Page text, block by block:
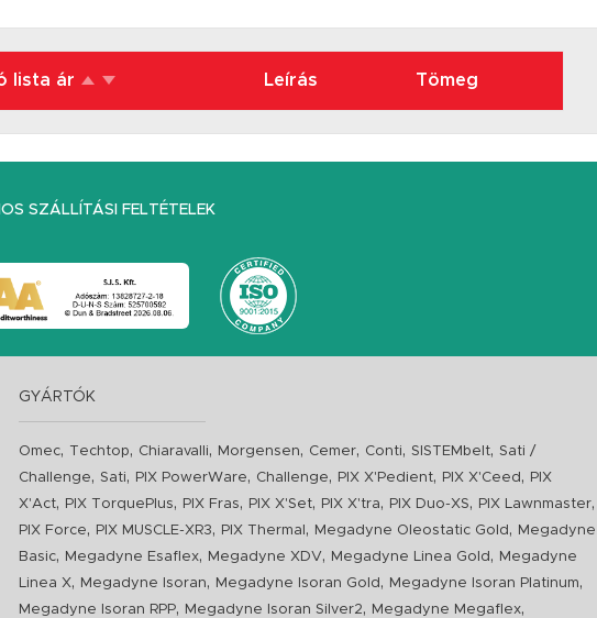
lista ár Leírás Tömeg
SZÁLLÍTÁSI FELTÉTELEK
GYÁRTÓK
Omec, Techtop, Chiaravalli, Morgensen, Cemer, Conti,SISTEMbelt,Sati /
Challenge,Sati, PIX PowerWare, Challenge, PIX X'Pedient, PIX X'Ceed ,
PIX
X'Act, PIX TorquePlus, PIX Fras, PIX X'Set, PIX X'tra, PIX Duo-XS, PIX Lawnmaster,
PIX Force, PIX MUSCLE-XR3, PIX Thermal , Megadyne Oleostatic Gold ,
Megadyne
Basic, Megadyne Esaflex, Megadyne XDV, Megadyne Linea Gold ,
Megadyne
Linea X, Megadyne Isoran, Megadyne Isoran Gold , Megadyne Isoran Platinum,
Megadyne Isoran RPP, Megadyne Isoran Silver2, Megadyne Megaflex,